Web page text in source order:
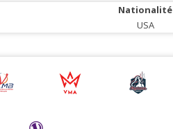
Nationalité
USA